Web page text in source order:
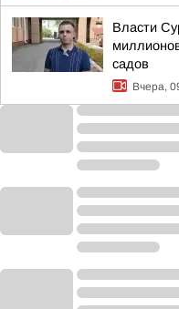
Власти
садов
Вчера,